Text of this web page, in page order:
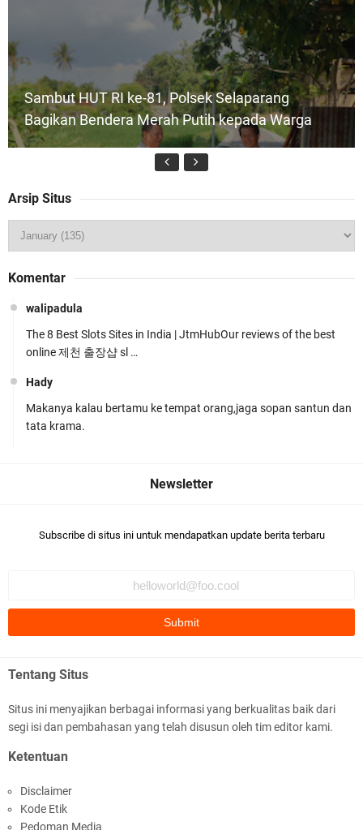
Sambut HUT RI ke-81, Polsek Selaparang
Bagikan Bendera Merah Putih kepada Warga
Hadapi Tantangan Kamtibmas
Tim URC Polres Lombok Timur Ringkus Pelaku
Polsek Gunungsari Kawal keamanan Acara
Selamatan Bendungan Meninting
Arsip Situs
Komentar
walipadula
The 8 Best Slots Sites in India | JtmHubOur reviews of the best
online 제천 출장샵 sl …
Hady
Makanya kalau bertamu ke tempat orang,jaga sopan santun dan
tata krama.
Subscribe di situs ini untuk mendapatkan update berita terbaru
Tentang Situs
Situs ini menyajikan berbagai informasi yang berkualitas baik dari
segi isi dan pembahasan yang telah disusun oleh tim editor kami.
Ketentuan
Disclaimer
Kode Etik
Pedoman Media